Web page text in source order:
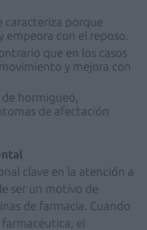
caracteriza porque
con el reposo.
que en los casos
y mejora con
hormigueo,
de afectación
clave en la atención a
ser un motivo de
de farmacia. Cuando
el